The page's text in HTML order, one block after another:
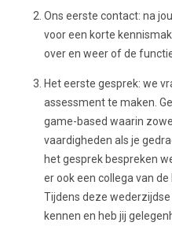
Ons eerste contact: na
voor een korte
over en weer of de
Het eerste gesprek: we
assessment te maken.
game-based waarin
vaardigheden als je
het gesprek bespreken
er ook een collega van
Tijdens deze
kennen en heb jij